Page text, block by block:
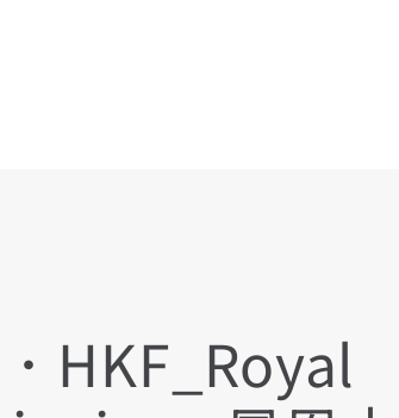
．HKF_Royal